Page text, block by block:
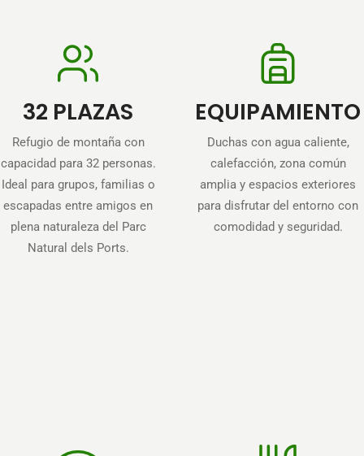
32 PLAZAS
Refugio de montaña con
capacidad para 32 personas.
Ideal para grupos, familias o
escapadas entre amigos en
plena naturaleza del Parc
Natural dels Ports.
EQUIPAMIENTO
Duchas con agua caliente,
calefacción, zona común
amplia y espacios exteriores
para disfrutar del entorno con
comodidad y seguridad.